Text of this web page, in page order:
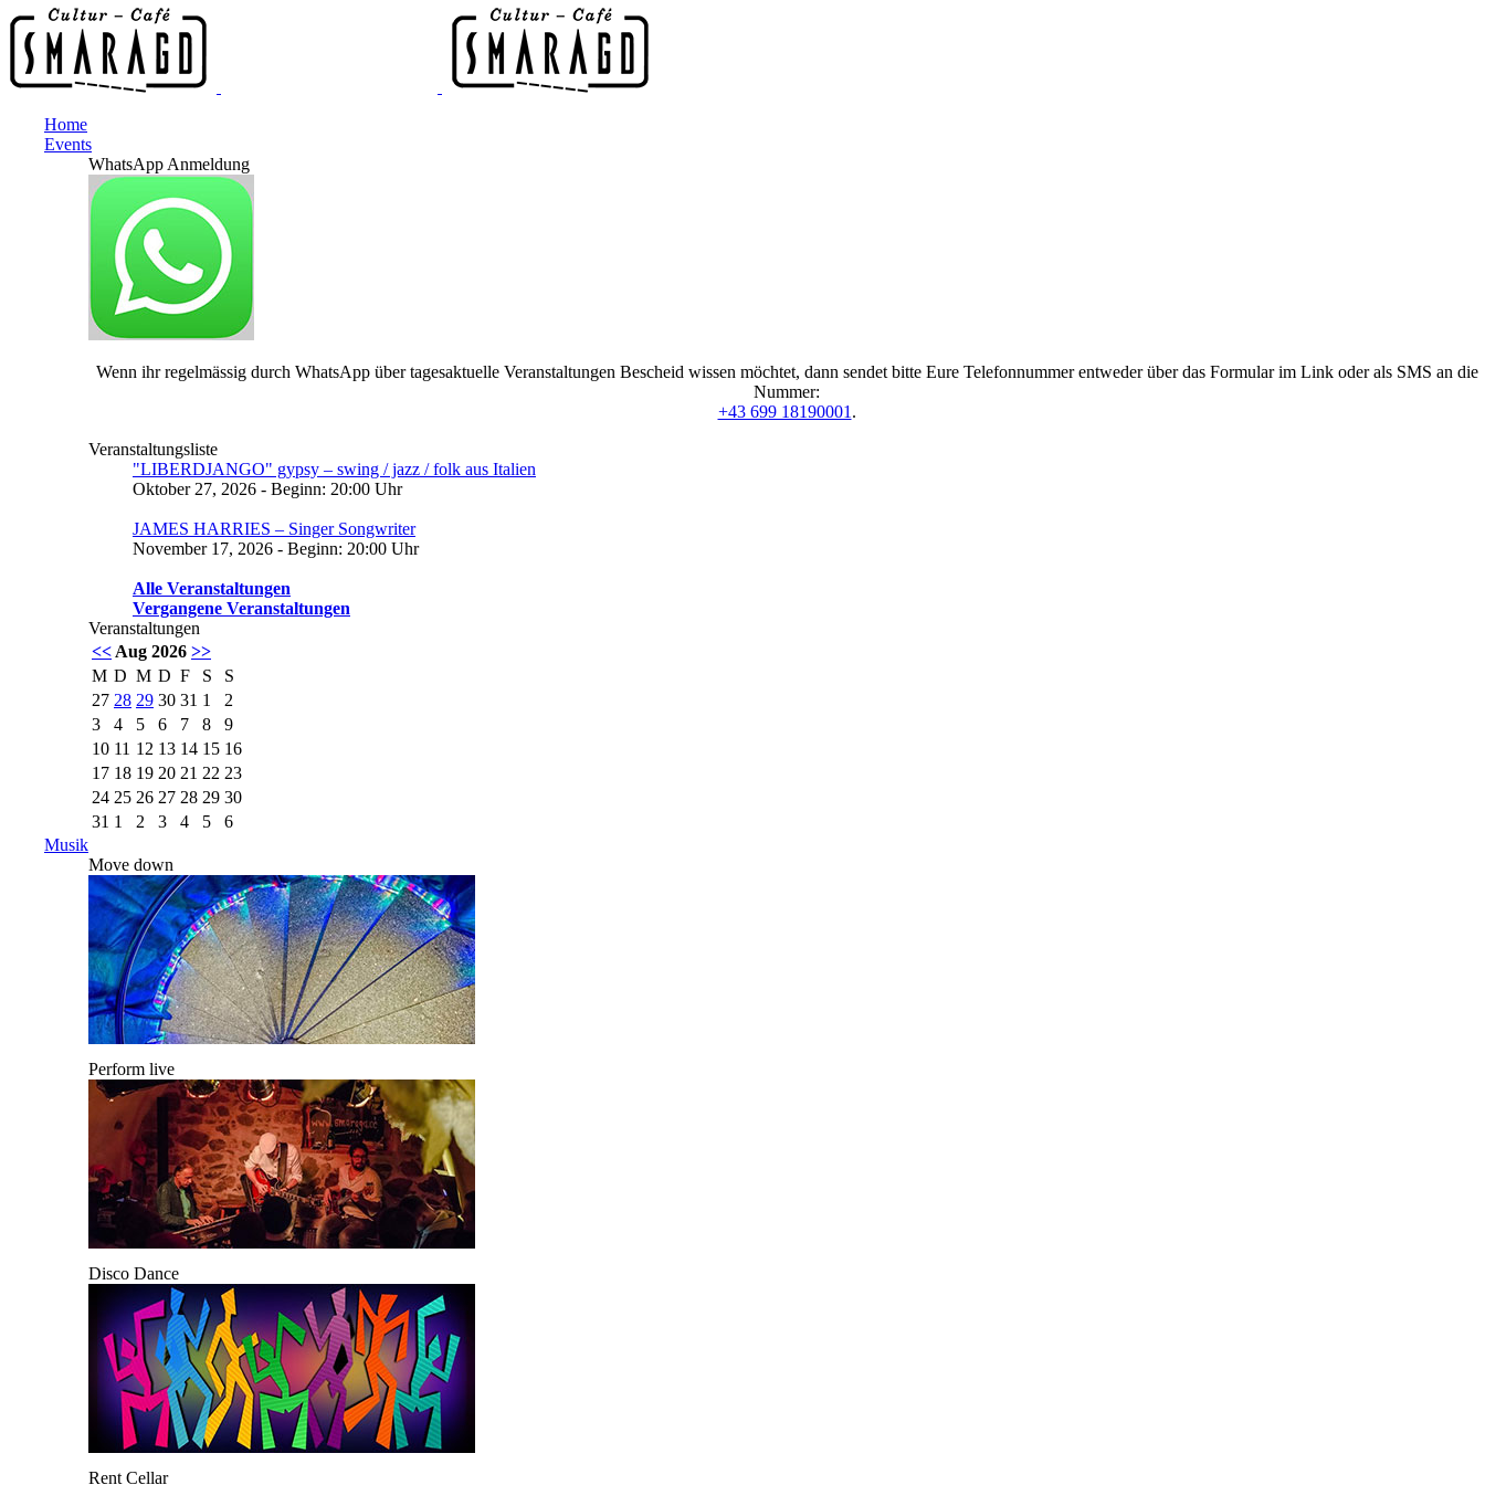
Home
Events
WhatsApp Anmeldung
Wenn ihr regelmässig durch WhatsApp über tagesaktuelle Veranstaltungen Bescheid wissen möchtet, dann sendet bitte Eure Telefonnummer entweder über das Formular im Link oder als SMS an die
Nummer:
+43 699 18190001 .
Veranstaltungsliste
"LIBERDJANGO" gypsy – swing / jazz / folk aus Italien
Oktober 27, 2026 - Beginn: 20:00 Uhr
JAMES HARRIES – Singer Songwriter
November 17, 2026 - Beginn: 20:00 Uhr
Alle Veranstaltungen
Vergangene Veranstaltungen
Veranstaltungen
<< Aug 2026 >>
M D M D F S
S
27 28 29 30 31 1
2
3
4 5 6 7 8
9
10 11 12 13 14 15 16
17 18 19 20 21 22 23
24 25 26 27 28 29 30
31 1 2 3 4 5
6
Musik
Move down
Perform live
Disco Dance
Rent Cellar